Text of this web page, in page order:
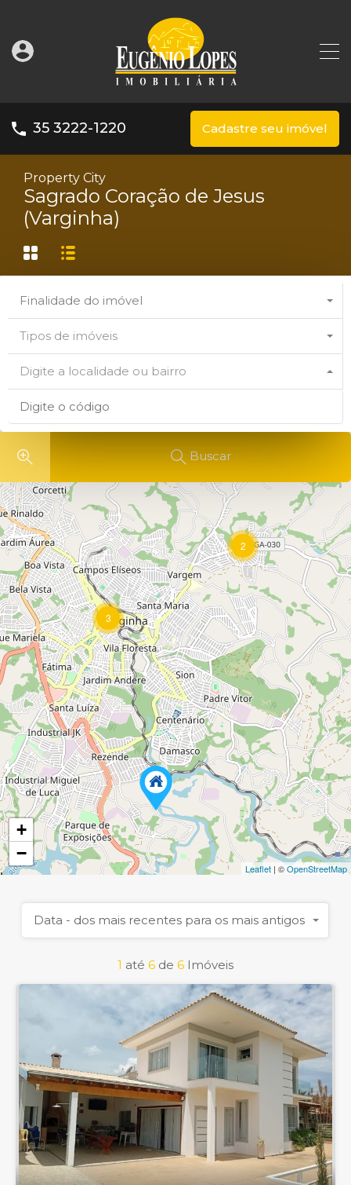
35 3222-1220 Cadastre seu imóvel
Property City
Sagrado Coração de Jesus
(Varginha)
Finalidade do imóvel
Tipos de imóveis
Digite a localidade ou bairro
Buscar
2
3
+
−
Leaflet | ©OpenStreetMap
1 até 6 de 6 Imóveis
Data - dos mais recentes para os mais antigos